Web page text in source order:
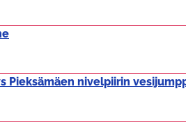
Pieksämäen nivelpiirin